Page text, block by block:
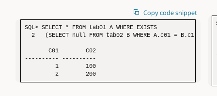
Copy code snippet
SQL> SELECT * FROM tab01 A WHERE EXISTS
  2   (SELECT null FROM tab02 B WHERE A.c01 = B.c1);
       C01        C02
---------- ----------
         1        100
         2        200